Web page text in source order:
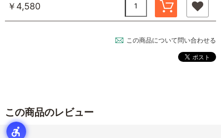
￥4,580
この商品について問い合わせる
この商品のレビュー